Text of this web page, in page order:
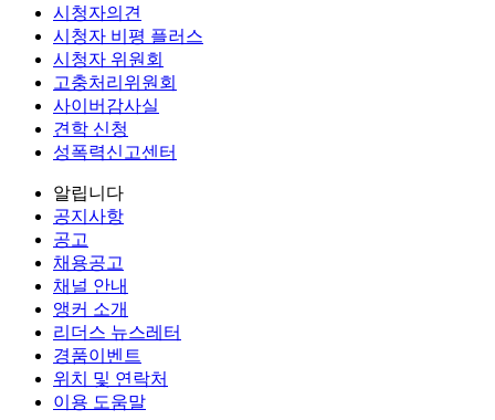
시청자의견
시청자 비평 플러스
시청자 위원회
고충처리위원회
사이버감사실
견학 신청
성폭력신고센터
알립니다
공지사항
공고
채용공고
채널 안내
앵커 소개
리더스 뉴스레터
경품이벤트
위치 및 연락처
이용 도움말